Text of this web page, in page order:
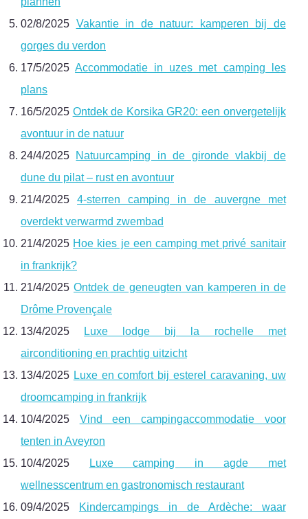
02/8/2025 Vakantie in de natuur: kamperen bij de
gorges du verdon
17/5/2025Accommodatie in uzes met camping les
plans
16/5/2025 Ontdek de Korsika GR20: een onvergetelijk
avontuur in de natuur
24/4/2025 Natuurcamping in de gironde vlakbij de
dune du pilat – rust en avontuur
21/4/20254-sterren camping in de auvergne met
overdekt verwarmd zwembad
21/4/2025 Hoe kies je een camping met privé sanitair
in frankrijk?
21/4/2025 Ontdek de geneugten van kamperen in de
Drôme Provençale
13/4/2025
Luxe lodge bij la rochelle met
airconditioning en prachtig uitzicht
13/4/2025 Luxe en comfort bij esterel caravaning, uw
droomcamping in frankrijk
10/4/2025 Vind een campingaccommodatie voor
tenten in Aveyron
10/4/2025
Luxe camping in agde met
wellnesscentrum en gastronomisch restaurant
09/4/2025
Kindercampings in de Ardèche: waar